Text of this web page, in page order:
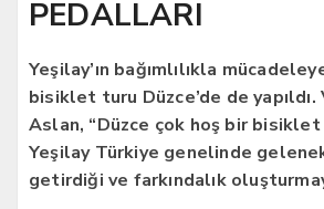
PEDALLARI
Yeşilay’ın bağımlılıkla
bisiklet turu Düzce’de de
Aslan, “Düzce çok hoş bir bisiklet
Yeşilay Türkiye genelinde
getirdiği ve farkındalık